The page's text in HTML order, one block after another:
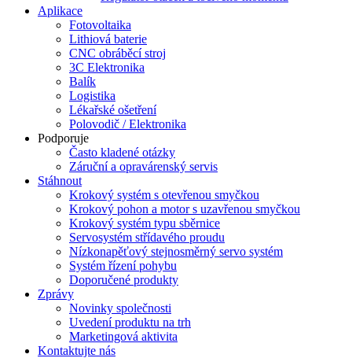
Aplikace
Fotovoltaika
Lithiová baterie
CNC obráběcí stroj
3C Elektronika
Balík
Logistika
Lékařské ošetření
Polovodič / Elektronika
Podporuje
Často kladené otázky
Záruční a opravárenský servis
Stáhnout
Krokový systém s otevřenou smyčkou
Krokový pohon a motor s uzavřenou smyčkou
Krokový systém typu sběrnice
Servosystém střídavého proudu
Nízkonapěťový stejnosměrný servo systém
Systém řízení pohybu
Doporučené produkty
Zprávy
Novinky společnosti
Uvedení produktu na trh
Marketingová aktivita
Kontaktujte nás